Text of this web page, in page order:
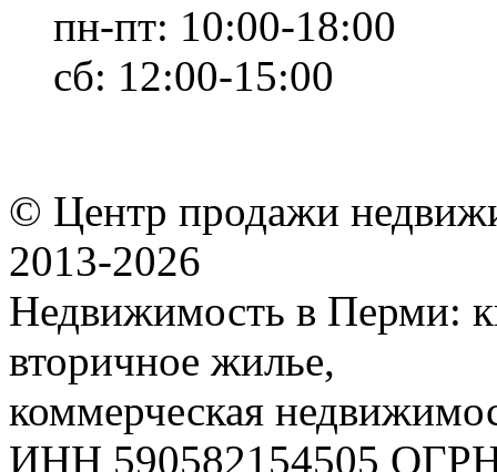
пн-пт: 10:00-18:00
сб: 12:00-15:00
© Центр продажи
2013-2026
Недвижимость в Перми:
вторичное жилье,
коммерческая
ИНН 590582154505